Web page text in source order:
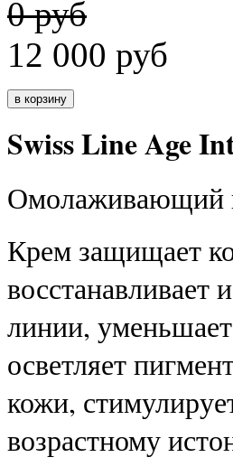
0 руб
12 000 руб
Swiss Line Age
Омолаживающий
Крем защищает
линии,
осветляет
кожи,
возрастному